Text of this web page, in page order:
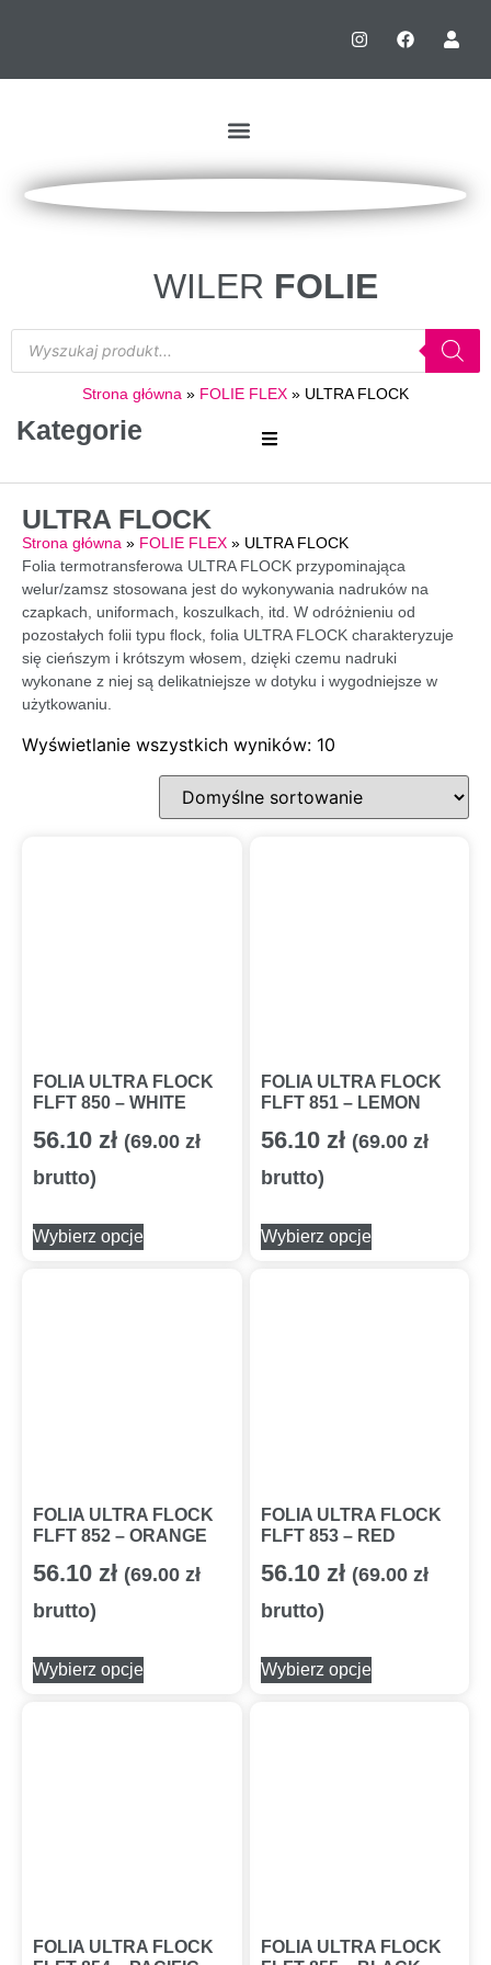
WILER FOLIE
Strona główna » FOLIE FLEX » ULTRA FLOCK
Kategorie
ULTRA FLOCK
Strona główna » FOLIE FLEX » ULTRA FLOCK
Folia termotransferowa ULTRA FLOCK przypominająca
welur/zamsz stosowana jest do wykonywania nadruków na
czapkach, uniformach, koszulkach, itd. W odróżnieniu od
pozostałych folii typu flock, folia ULTRA FLOCK charakteryzuje
się cieńszym i krótszym włosem, dzięki czemu nadruki
wykonane z niej są delikatniejsze w dotyku i wygodniejsze w
użytkowaniu.
Wyświetlanie wszystkich wyników: 10
FOLIA ULTRA FLOCK
FLFT 850 – WHITE
56.10 zł (69.00 zł
brutto)
Wybierz opcje
FOLIA ULTRA FLOCK
FLFT 851 – LEMON
56.10 zł (69.00 zł
brutto)
Wybierz opcje
FOLIA ULTRA FLOCK
FLFT 852 – ORANGE
56.10 zł (69.00 zł
brutto)
Wybierz opcje
FOLIA ULTRA FLOCK
FLFT 853 – RED
56.10 zł (69.00 zł
brutto)
Wybierz opcje
FOLIA ULTRA FLOCK
FOLIA ULTRA FLOCK